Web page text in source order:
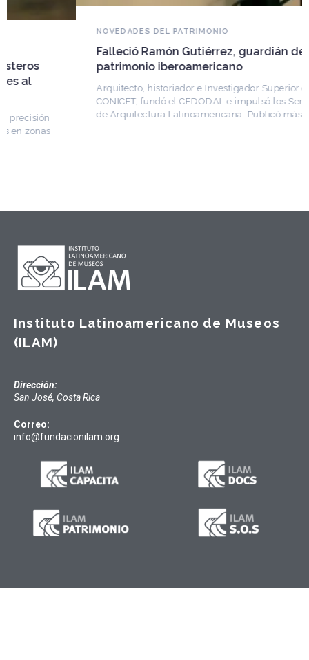
NOVEDADES DEL PATRIMONIO
Falleció Ramón Gutiérrez, guardián del
patrimonio iberoamericano
Arquitecto, historiador e Investigador Superior del
CONICET, fundó el CEDODAL e impulsó los Seminarios
de Arquitectura Latinoamericana. Publicó más de
Instituto Latinoamericano de Museos
(ILAM)
Dirección:
San José, Costa Rica
Correo:
info@fundacionilam.org